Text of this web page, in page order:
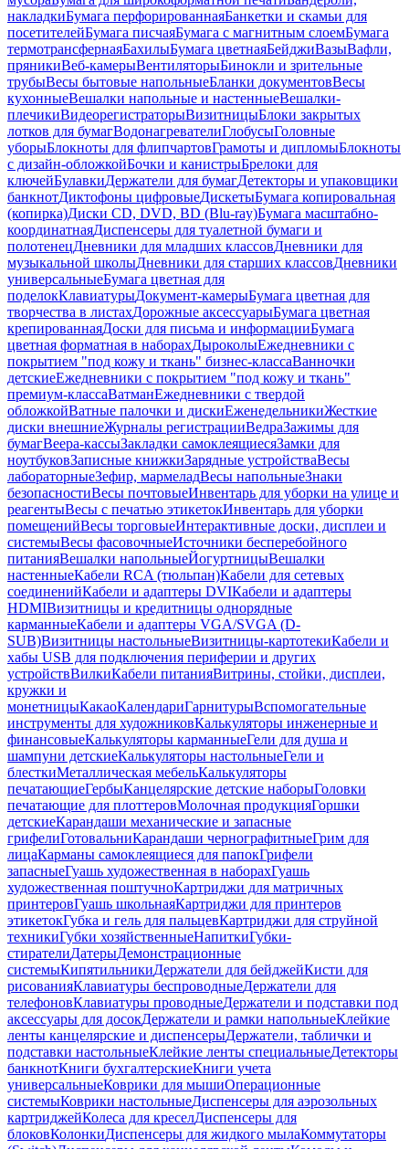
накладкиБумага перфорированнаяБанкетки и скамьи для
посетителейБумага писчаяБумага с магнитным слоемБумага
термотрансфернаяБахилыБумага цветнаяБейджиВазыВафли,
пряникиВеб-камерыВентиляторыБинокли и зрительные
трубыВесы бытовые напольныеБланки документовВесы
кухонныеВешалки напольные и настенныеВешалки-
плечикиВидеорегистраторыВизитницыБлоки закрытых
лотков для бумагВодонагревателиГлобусыГоловные
уборыБлокноты для флипчартовГрамоты и дипломыБлокноты
с дизайн-обложкойБочки и канистрыБрелоки для
ключейБулавкиДержатели для бумагДетекторы и упаковщики
банкнотДиктофоны цифровыеДискетыБумага копировальная
(копирка)Диски CD, DVD, BD (Blu-ray)Бумага масштабно-
координатнаяДиспенсеры для туалетной бумаги и
полотенецДневники для младших классовДневники для
музыкальной школыДневники для старших классовДневники
универсальныеБумага цветная для
поделокКлавиатурыДокумент-камерыБумага цветная для
творчества в листахДорожные аксессуарыБумага цветная
крепированнаяДоски для письма и информацииБумага
цветная форматная в наборахДыроколыЕжедневники с
покрытием "под кожу и ткань" бизнес-классаВанночки
детскиеЕжедневники с покрытием "под кожу и ткань"
премиум-классаВатманЕжедневники с твердой
обложкойВатные палочки и дискиЕженедельникиЖесткие
диски внешниеЖурналы регистрацииВедраЗажимы для
бумагВеера-кассыЗакладки самоклеящиесяЗамки для
ноутбуковЗаписные книжкиЗарядные устройстваВесы
лабораторныеЗефир, мармеладВесы напольныеЗнаки
безопасностиВесы почтовыеИнвентарь для уборки на улице и
реагентыВесы с печатью этикетокИнвентарь для уборки
помещенийВесы торговыеИнтерактивные доски, дисплеи и
системыВесы фасовочныеИсточники бесперебойного
питанияВешалки напольныеЙогуртницыВешалки
настенныеКабели RCA (тюльпан)Кабели для сетевых
соединенийКабели и адаптеры DVIКабели и адаптеры
HDMIВизитницы и кредитницы однорядные
карманныеКабели и адаптеры VGA/SVGA (D-
SUB)Визитницы настольныеВизитницы-картотекиКабели и
хабы USB для подключения периферии и других
устройствВилкиКабели питанияВитрины, стойки, дисплеи,
кружки и
монетницыКакаоКалендариГарнитурыВспомогательные
инструменты для художниковКалькуляторы инженерные и
финансовыеКалькуляторы карманныеГели для душа и
шампуни детскиеКалькуляторы настольныеГели и
блесткиМеталлическая мебельКалькуляторы
печатающиеГербыКанцелярские детские наборыГоловки
печатающие для плоттеровМолочная продукцияГоршки
детскиеКарандаши механические и запасные
грифелиГотовальниКарандаши чернографитныеГрим для
лицаКарманы самоклеящиеся для папокГрифели
запасныеГуашь художественная в наборахГуашь
художественная поштучноКартриджи для матричных
принтеровГуашь школьнаяКартриджи для принтеров
этикетокГубка и гель для пальцевКартриджи для струйной
техникиГубки хозяйственныеНапиткиГубки-
стирателиДатерыДемонстрационные
системыКипятильникиДержатели для бейджейКисти для
рисованияКлавиатуры беспроводныеДержатели для
телефоновКлавиатуры проводныеДержатели и подставки под
аксессуары для досокДержатели и рамки напольныеКлейкие
ленты канцелярские и диспенсерыДержатели, таблички и
подставки настольныеКлейкие ленты специальныеДетекторы
банкнотКниги бухгалтерскиеКниги учета
универсальныеКоврики для мышиОперационные
системыКоврики настольныеДиспенсеры для аэрозольных
картриджейКолеса для креселДиспенсеры для
блоковКолонкиДиспенсеры для жидкого мылаКоммутаторы